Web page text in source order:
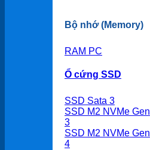
Bộ nhớ (Memory)
RAM PC
Ổ cứng SSD
SSD Sata 3
SSD M2 NVMe Gen
3
SSD M2 NVMe Gen
4